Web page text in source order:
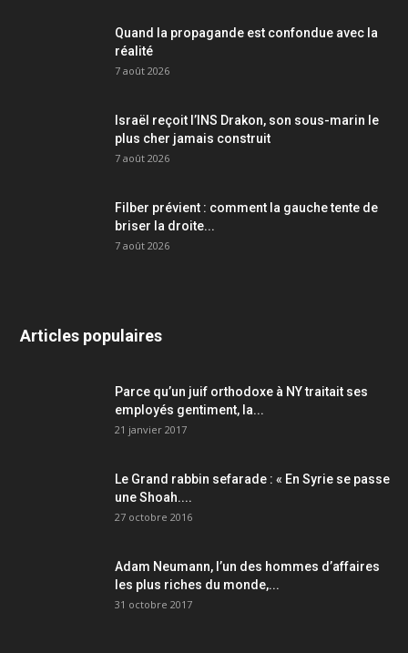
Quand la propagande est confondue avec la
réalité
7 août 2026
Israël reçoit l’INS Drakon, son sous-marin le
plus cher jamais construit
7 août 2026
Filber prévient : comment la gauche tente de
briser la droite...
7 août 2026
Articles populaires
Parce qu’un juif orthodoxe à NY traitait ses
employés gentiment, la...
21 janvier 2017
Le Grand rabbin sefarade : « En Syrie se passe
une Shoah....
27 octobre 2016
Adam Neumann, l’un des hommes d’affaires
les plus riches du monde,...
31 octobre 2017